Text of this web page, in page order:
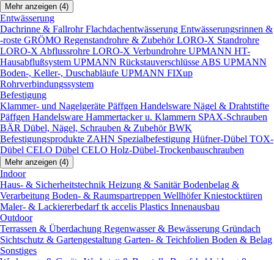
Mehr anzeigen (4)
Entwässerung
Dachrinne & FallrohrFlachdachentwässerung Entwässerungsrinnen &
-roste GRÖMO Regenstandrohre & ZubehörLORO-X Standrohre
LORO-X Abflussrohre LORO-X Verbundrohre UPMANN HT-
Hausabflußsystem UPMANN Rückstauverschlüsse ABS UPMANN
Boden-, Keller-, Duschabläufe UPMANN FIXup
Rohrverbindungssystem
Befestigung
Klammer- und Nagelgeräte Päffgen Handelsware Nägel & Drahtstifte
Päffgen Handelsware Hammertacker u. Klammern SPAX-Schrauben
BÄR Dübel, Nägel, Schrauben & ZubehörBWK
Befestigungsprodukte ZAHN Spezialbefestigung Hüfner-Dübel TOX-
Dübel CELO Dübel CELO Holz-Dübel-Trockenbauschrauben
Mehr anzeigen (4)
Indoor
Haus- & Sicherheitstechnik Heizung & SanitärBodenbelag &
Verarbeitung Boden- & Raumspartreppen Wellhöfer Kniestocktüren
Maler- & Lackiererbedarftk accelis Plastics Innenausbau
Outdoor
Terrassen & Überdachung Regenwasser & Bewässerung Gründach
Sichtschutz & Gartengestaltung Garten- & Teichfolien Boden & Belag
Sonstiges